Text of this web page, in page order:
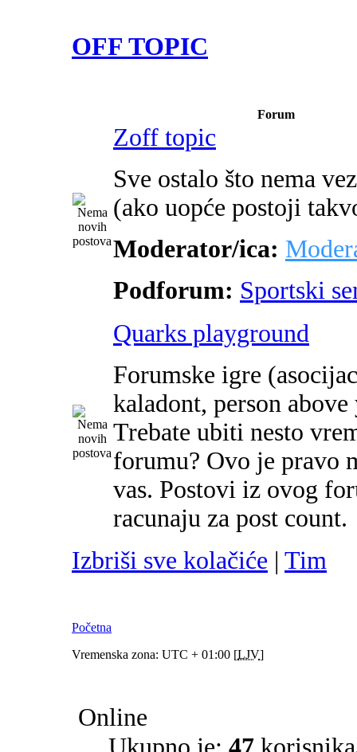
OFF TOPIC
Forum
Zoff topic
Sve ostalo što nema
(ako uopće postoji
Moderator/ica:
Podforum: Sportski
Quarks playground
Forumske igre
kaladont, person
Trebate ubiti nesto
forumu? Ovo je pravo
vas. Postovi iz ovog
racunaju za post count.
Izbriši sve kolačiće | Tim
Početna
Vremenska zona: UTC + 01:00 [LJV]
Online